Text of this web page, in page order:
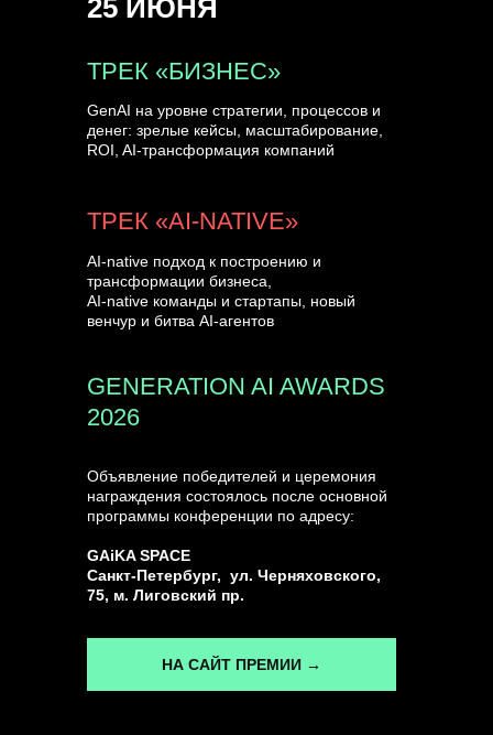
Объявление победителей и церемония
награждения состоялось после основной
программы конференции по адресу:
GAiKA SPACE
Санкт-Петербург, ул. Черняховского,
75, м. Лиговский пр.
ТРЕК «БИЗНЕС»
GENERATION AI AWARDS
2026
GenAI на уровне стратегии, процессов и
денег: зрелые кейсы, масштабирование,
ROI, AI-трансформация компаний
AI-native подход к построению и
трансформации бизнеса,
AI-native команды и стартапы, новый
венчур и битва AI-агентов
ТРЕК «AI-NATIVE»
25 ИЮНЯ
НА САЙТ ПРЕМИИ →
УЗНАТЬ БОЛЬШЕ
ГЕНЕРАЛЬНЫЙ ИНФОПАРТНЕР
CONVERSATIONS